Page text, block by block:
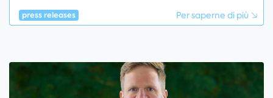
press releases Per saperne di più